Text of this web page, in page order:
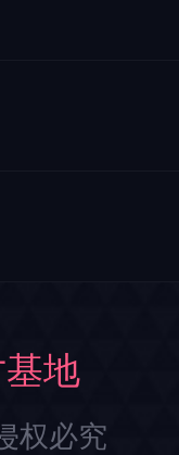
地
权必究